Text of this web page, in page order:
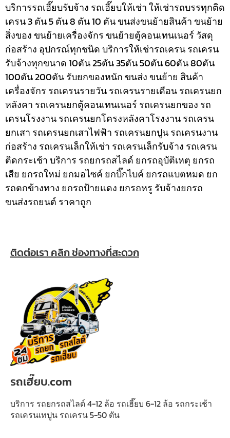
บริการรถเฮี๊ยบรับจ้าง รถเฮี๊ยบให้เช่า ให้เช่ารถบรรทุกติด
เครน 3 ตัน 5 ตัน 8 ตัน 10 ตัน ขนส่งขนย้ายสินค้า ขนย้าย
สิ่งของ ขนย้ายเครื่องจักร ขนย้ายตู้คอนเทนเนอร์ วัสดุ
ก่อสร้าง อุปกรณ์ทุกชนิดบริการให้เช่ารถเครน รถเครน
รับจ้างทุกขนาด 10ตัน 25ตัน 35ตัน 50ตัน 60ตัน 80ตัน
100ตัน 200ตัน รับยกของหนัก ขนส่ง ขนย้าย สินค้า
เครื่องจักร รถเครนรายวัน รถเครนรายเดือน รถเครนยก
หลังคา รถเครนยกตู้คอนเทนเนอร์ รถเครนยกของ รถ
เครนโรงงาน รถเครนยกโครงหลังคาโรงงาน รถเครน
ยกเสา รถเครนยกเสาไฟฟ้า รถเครนยกปูน รถเครนงาน
ก่อสร้าง รถเครนเล็กให้เช่า รถเครนเล็กรับจ้าง รถเครน
ติดกระเช้าบริการ รถยกรถสไลด์ ยกรถอุบัติเหตุ ยกรถ
เสีย ยกรถใหม่ ยกมอไซค์ ยกบิ๊กไบค์ ยกรถแบตหมด ยก
รถตกข้างทาง ยกรถป้ายแดง ยกรถหรู รับจ้างยกรถ
ขนส่งรถยนต์ ราคาถูก
ติดต่อเรา คลิก ช่องทางที่สะดวก
รถเฮี๊ยบ.com
บริการ รถยกรถสไลด์ 4-12 ล้อ รถเฮี๊ยบ 6-12 ล้อ รถกระเช้า
รถเครนเทปูน รถเครน 5-50 ตัน